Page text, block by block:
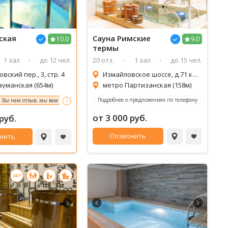
10.0
1 зал
до 12 чел.
пер., 3, стр. 4
(654м)
Вы нам отзыв, мы вам - подарок! об условиях акции уточняйте у администратора*
9.0
Сауна Римские
термы
20 отз. 1 зал
до 15 чел.
Измайловское шоссе, д.71 корпус А, 30 этаж
метро Партизанская (158м)
Подробнее о предложениях по телефону
от 3 000 руб.
Позвонить